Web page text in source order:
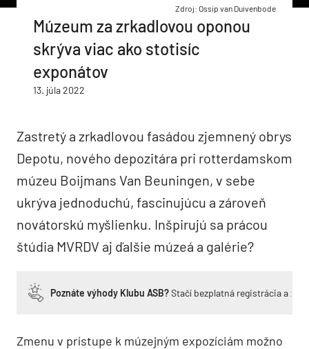
Zdroj: Ossip van Duivenbode
Múzeum za zrkadlovou oponou
skrýva viac ako stotisíc
exponátov
13. júla 2022
Zastretý a zrkadlovou fasádou zjemnený obrys
Depotu, nového depozitára pri rotterdamskom
múzeu Boijmans Van Beuningen, v sebe
ukrýva jednoduchú, fascinujúcu a zároveň
novátorskú myšlienku. Inšpirujú sa prácou
štúdia MVRDV aj ďalšie múzeá a galérie?
Poznáte výhody Klubu ASB?Stačí bezplatná registrácia a
Zmenu v prístupe k múzejným expozíciám možno